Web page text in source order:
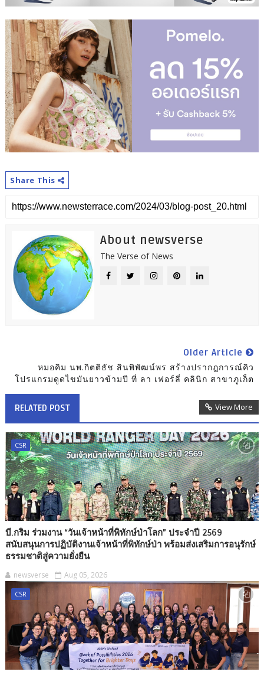
Share This
About newsverse
The Verse of News
Older Article
หมอคิม นพ.กิตติธัช สินพิพัฒน์พร สร้างปรากฎการณ์คิว
โปรแกรมดูดไขมันยาวข้ามปี ที่ ลา เฟอร์ลี่ คลินิก สาขาภูเก็ต
RELATED POST View More
CSR
บี.กริม ร่วมงาน “วันเจ้าหน้าที่พิทักษ์ป่าโลก” ประจำปี 2569
สนับสนุนการปฏิบัติงานเจ้าหน้าที่พิทักษ์ป่า พร้อมส่งเสริมการอนุรักษ์
ธรรมชาติสู่ความยั่งยืน
newsverse Aug 05, 2026
CSR